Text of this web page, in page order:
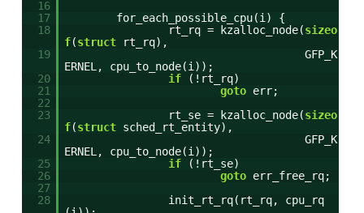
16
17
for_each_possible_cpu(i) {
18
rt_rq = kzalloc_node(sizeo
f(struct
rt_rq),
19
GFP_K
ERNEL, cpu_to_node(i));
20
if
(!rt_rq)
21
goto err;
22
23
rt_se = kzalloc_node(sizeo
f(struct sched_rt_entity),
24
GFP_K
ERNEL, cpu_to_node(i));
25
if
(!rt_se)
26
goto err_free_rq;
27
28
init_rt_rq(rt_rq, cpu_rq